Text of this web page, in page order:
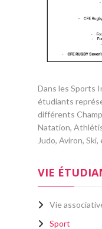
Dans les Sports
étudiants
différents
Natation,
Judo, Aviron,
VIE
Vie
Sport